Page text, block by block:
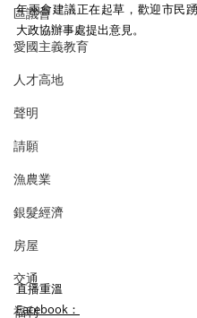
區議會
愛國主義教育
人才高地
聲明
請願
漁農業
銀髮經濟
房屋
交通
福利
年兩會建議正在起草，歡迎市民
大政協辦事處提出意見。
直播重溫
Facebook：